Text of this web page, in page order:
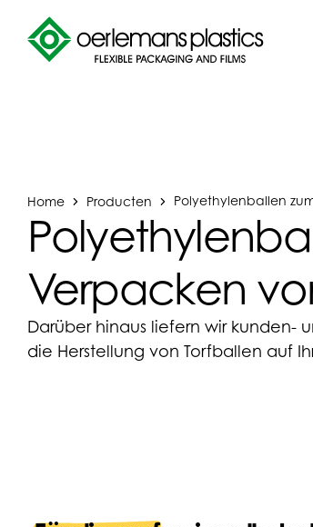
Home Producten Polyethylenballen
Verpacken
Darüber hinaus liefern wir kunden-
die Herstellung von Torfballen auf